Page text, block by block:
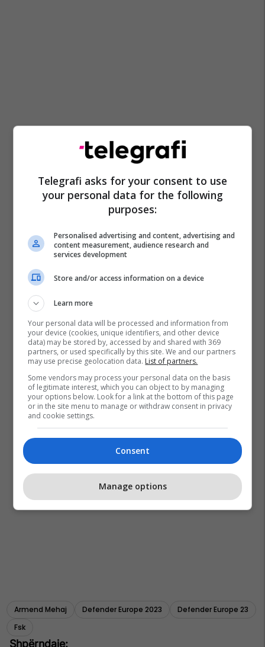
Armend Mehaj Defender Europe 2023
Defender Europe 23
Fsk
Telegrafi asks for your consent to use
your personal data for the following
purposes:
Personalised advertising and content, advertising and
content measurement, audience research and
services development
Store and/or access information on a device
Learn more
Your personal data will be processed and information from
your device (cookies, unique identifiers, and other device
data) may be stored by, accessed by and shared with 369
partners, or used specifically by this site. We and our partners
may use precise geolocation data. List of partners.
Some vendors may process your personal data on the basis
of legitimate interest, which you can object to by managing
your options below. Look for a link at the bottom of this page
or in the site menu to manage or withdraw consent in privacy
and cookie settings.
Consent
Manage options